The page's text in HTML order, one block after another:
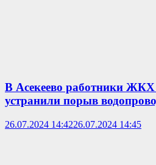
В Асекеево работники ЖКХ
устранили порыв
26.07.2024 14:4226.07.2024 14:45